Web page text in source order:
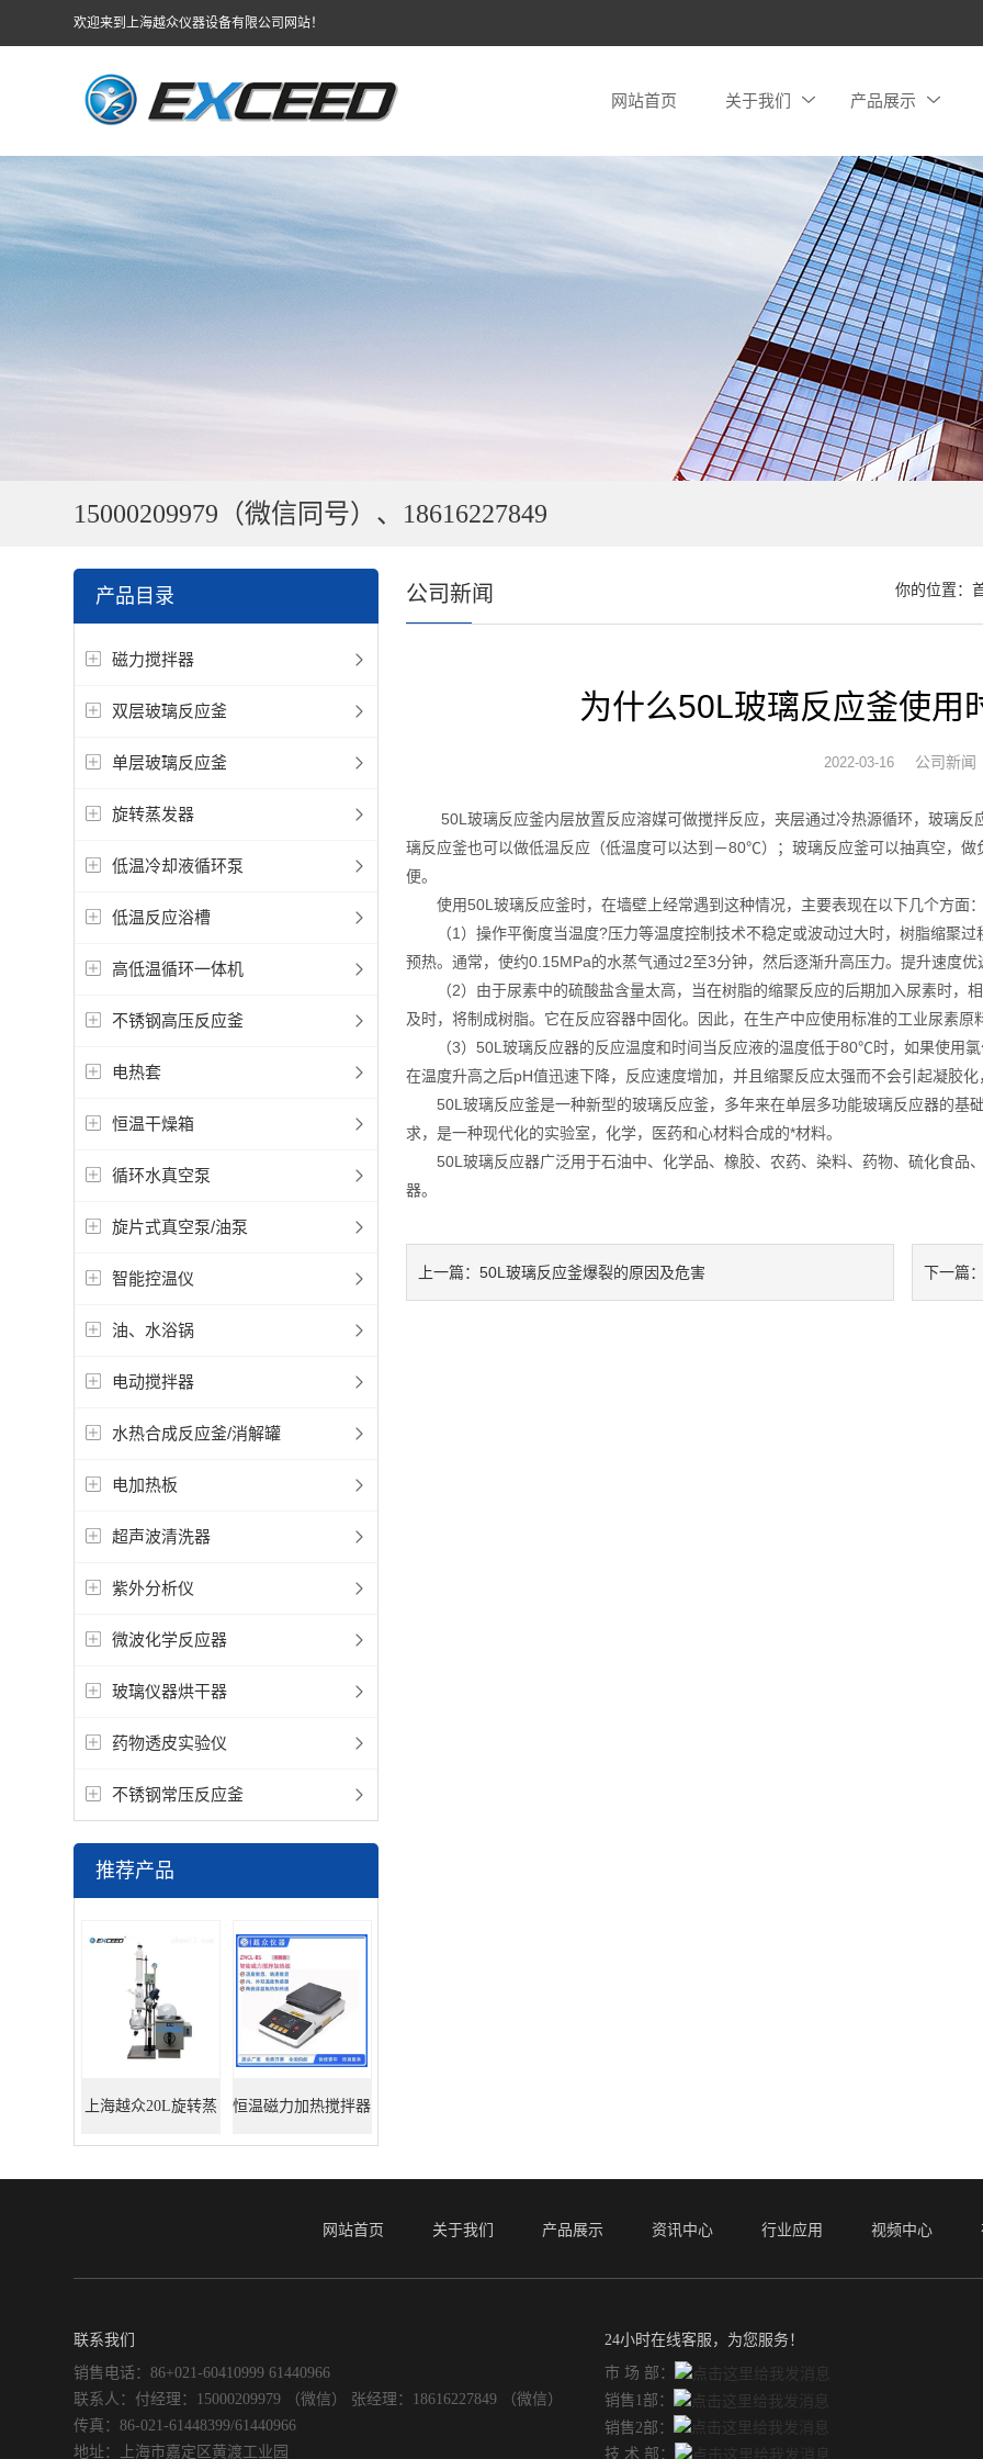
欢迎来到上海越众仪器设备有限公司网站！
网站首页 关于我们 产品展示
15000209979（微信同号）、18616227849
产品目录
磁力搅拌器
双层玻璃反应釜
单层玻璃反应釜
旋转蒸发器
低温冷却液循环泵
低温反应浴槽
高低温循环一体机
不锈钢高压反应釜
电热套
恒温干燥箱
循环水真空泵
旋片式真空泵/油泵
智能控温仪
油、水浴锅
电动搅拌器
水热合成反应釜/消解罐
电加热板
超声波清洗器
紫外分析仪
微波化学反应器
玻璃仪器烘干器
药物透皮实验仪
不锈钢常压反应釜
推荐产品
上海越众20L旋转蒸 恒温磁力加热搅拌器
你的位置：
公司新闻
为什么50L玻璃反应釜使用
2022-03-16 公司新闻
50L玻璃反应釜内层放置反应溶媒可做搅拌反应，夹层通过冷热源循环，玻璃反
璃反应釜也可以做低温反应（低温度可以达到－80℃）；玻璃反应釜可以抽真空，
便。
使用50L玻璃反应釜时，在墙壁上经常遇到这种情况，主要表现在以下几个方面
（1）操作平衡度当温度?压力等温度控制技术不稳定或波动过大时，树脂缩聚过
预热。通常，使约0.15MPa的水蒸气通过2至3分钟，然后逐渐升高压力。提升速度
（2）由于尿素中的硫酸盐含量太高，当在树脂的缩聚反应的后期加入尿素时，
及时，将制成树脂。它在反应容器中固化。因此，在生产中应使用标准的工业尿素
（3）50L玻璃反应器的反应温度和时间当反应液的温度低于80℃时，如果使用氯
在温度升高之后pH值迅速下降，反应速度增加，并且缩聚反应太强而不会引起凝胶
50L玻璃反应釜是一种新型的玻璃反应釜，多年来在单层多功能玻璃反应器的基
求，是一种现代化的实验室，化学，医药和心材料合成的*材料。
50L玻璃反应器广泛用于石油中、化学品、橡胶、农药、染料、药物、硫化食品
器。
上一篇： 50L玻璃反应釜爆裂的原因及危害 下一篇
网站首页 关于我们 产品展示 资讯中心 行业应用 视频中心
联系我们
销售电话：86+021-60410999 61440966
联系人：付经理：15000209979 （微信） 张经理：18616227849 （微信）
传真：86-021-61448399/61440966
地址：上海市嘉定区黄渡工业园
24小时在线客服，为您服务！
市 场 部：
销售1部：
销售2部：
技 术 部：